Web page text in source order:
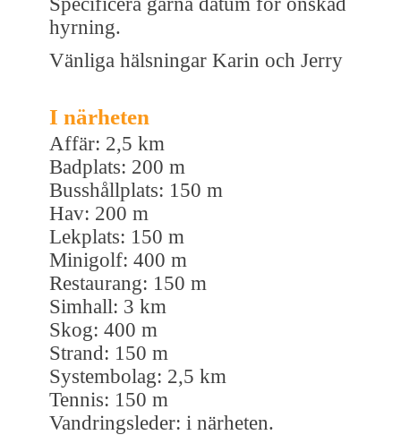
hyrning.
Vänliga hälsningar Karin och Jerry
I närheten
Affär: 2,5 km
Badplats: 200 m
Busshållplats: 150 m
Hav: 200 m
Lekplats: 150 m
Minigolf: 400 m
Restaurang: 150 m
Simhall: 3 km
Skog: 400 m
Strand: 150 m
Systembolag: 2,5 km
Tennis: 150 m
Vandringsleder: i närheten.